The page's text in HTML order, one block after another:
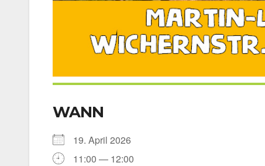
WANN
19. April 2026
11:00 — 12:00